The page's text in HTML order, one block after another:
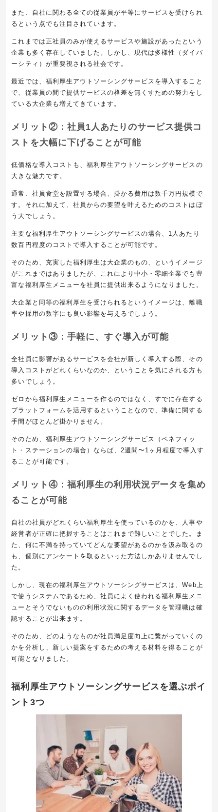
また、自社に関わる全ての従業員が平等にサービスを受けられ
るという点でも注目されています。
これまでは正社員のみが使えるサービスや施設があったという
企業も多く存在していました。しかし、現代は多様性（ダイバ
ーシティ）が重要視される社会です。
最近では、福利厚生アウトソーシングサービスを導入すること
で、従業員の間で提供サービスの格差を無くすための努力をし
ている大企業も増えてきています。
メリット②：社員1人あたりのサービス提供コ
ストを大幅に下げることが可能
低価格な導入コストも、福利厚生アウトソーシングサービスの
大きな魅力です。
通常、社員食堂を設置する場合、掛かる費用は数千万円規模で
す。それに加えて、社員からの要望を叶えるためのコストはぼ
う大でしょう。
主要な福利厚生アウトソーシングサービスの場合、1人あたり
数百円程度のコストで導入することが可能です。
そのため、充実した福利厚生は大企業のもの、というイメージ
がこれまではありましたが、これにより中小・零細企業でも豊
富な福利厚生メニューを社員に提供出来るようになりました。
大企業と同等の福利厚生を受けられるというイメージは、離職
率や採用の数字にも良い影響を与えるでしょう。
メリット③：手軽に、すぐ導入が可能
全社員に影響があるサービスを会社が新しく導入する際、その
導入コストがどれくらいなのか、ということを気にされる方も
多いでしょう。
ゼロから福利厚生メニューを作るのではなく、すでに存在する
プラットフォームを活用するということなので、準備に関する
手間がほとんど掛かりません。
そのため、福利厚生アウトソーシングサービス（ベネフィッ
ト・ステーションの場合）ならば、2週間〜1ヶ月程度で導入す
ることが可能です。
メリット④：福利厚生の利用状況データを集め
ることが可能
自社の社員がどれくらい福利厚生を使っているのかを、人事や
経営者が正確に把握することはこれまで難しいことでした。ま
た、何に不満を持っていてどんな要望があるのかを汲み取るの
も、個別にアンケートを取るといった方法しかありませんでし
た。
しかし、現在の福利厚生アウトソーシングサービスは、Web上
で使うシステムであるため、社員によく使われる福利厚生メニ
ューとそうでないものの利用状況に関するデータを管理職は確
認することが出来ます。
そのため、どのようなものが社員満足度向上に繋がっていくの
かを分析し、新しい提案をするための考える材料を得ることが
可能となりました。
福利厚生アウトソーシングサービスを選ぶポイ
ント3つ